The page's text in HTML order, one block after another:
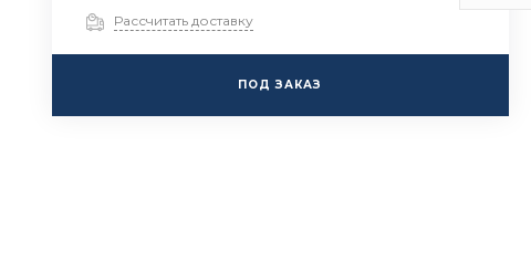
Рассчитать доставку
ПОД ЗАКАЗ